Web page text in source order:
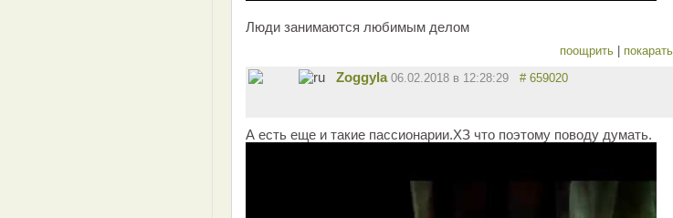
Люди занимаются любимым делом
поощрить покарать
Zoggyla 06.02.2018 в 12:28:29 # 659020
А есть еще и такие пассионарии.ХЗ что поэтому поводу думать.